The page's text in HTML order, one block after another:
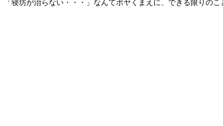
「寝坊が治らない・・・」なんてボヤくまえに、できる限りのこ